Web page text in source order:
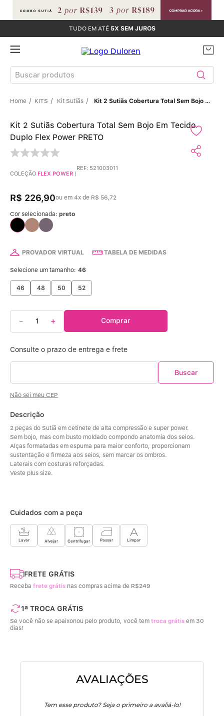
TUDO EM ATÉ 5X SEM JUROS
Buscar produtos
KITS Kit Sutiãs Kit 2 Sutiãs Cobertura Total Sem Bojo Em Tecido Duplo Flex Power PRETO
Kit 2 Sutiãs Cobertura Total Sem Bojo Em Tecido
Duplo Flex Power PRETO
COLEÇÃO FLEX POWER |
REF: 521003011
R$ 226,90ou em 4x de R$ 56,72
Cor selecionada: preto
PROVADOR VIRTUAL TABELA DE MEDIDAS
Selecione um tamanho: 46
46 48 50 52
＋
－ Comprar
Não sei meu CEP
Descrição
2 peças do Sutiã em cetinete de alta compressão e super power.
Sem bojo, mas com busto moldado compondo anatomia dos seios.
Alças formatadas em espuma para maior conforto, proporcionam
sustentação e firmeza aos seios, sem marcar os ombros.
Laterais com costuras reforçadas.
Veste plus size.
Cuidados com a peça
Lavar Alvejar Centrifugar Passar Limpar
FRETE GRÁTIS
Receba frete grátis nas compras acima de R$249
1ª TROCA GRÁTIS
Se você não se apaixonou pelo produto, você tem troca grátis em 30
dias!
AVALIAÇÕES
Tem esse produto? Seja o primeiro a avaliá-lo!
TERMOS MAIS BUSCADOS
1º Sutiãs
2º Calcinhas
3 º Sutiã Bojo
4º Conjunto
º Calcinha Algodão
6º Calcinha Cintura Alta
Modal
º Algodão Egípcio
10º Sutiã Sustentação